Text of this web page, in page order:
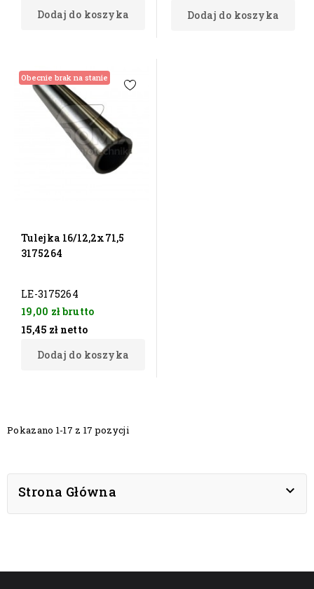
Dodaj do koszyka
Dodaj do koszyka
Obecnie brak na stanie
Tulejka 16/12,2x71,5
3175264
LE-3175264
19,00 złbrutto
15,45 zł netto
Dodaj do koszyka
Pokazano 1-17 z 17 pozycji
Strona Główna 